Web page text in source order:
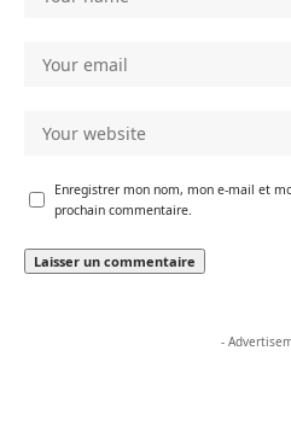
Enregistrer mon nom, mon e-mail et
prochain commentaire.
-